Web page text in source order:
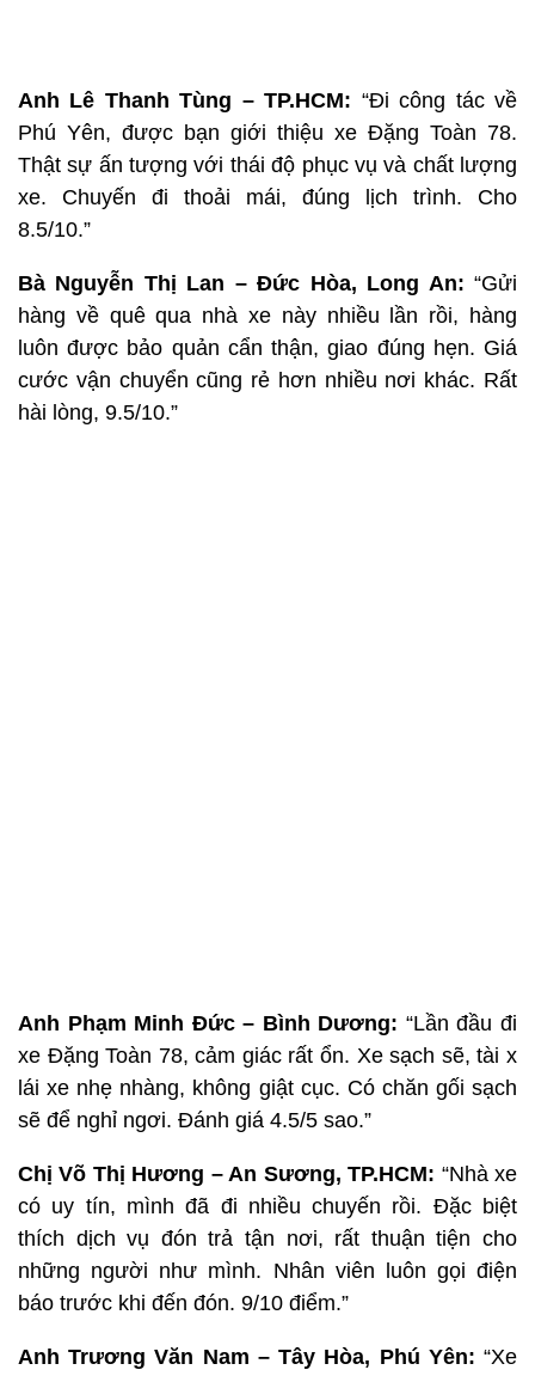
Anh Lê Thanh Tùng – TP.HCM: “Đi công tác về
Phú Yên, được bạn giới thiệu xe Đặng Toàn 78.
Thật sự ấn tượng với thái độ phục vụ và chất lượng
xe. Chuyến đi thoải mái, đúng lịch trình. Cho
8.5/10.”
Bà Nguyễn Thị Lan – Đức Hòa, Long An: “Gửi
hàng về quê qua nhà xe này nhiều lần rồi, hàng
luôn được bảo quản cẩn thận, giao đúng hẹn. Giá
cước vận chuyển cũng rẻ hơn nhiều nơi khác. Rất
hài lòng, 9.5/10.”
Anh Phạm Minh Đức – Bình Dương: “Lần đầu đi
xe Đặng Toàn 78, cảm giác rất ổn. Xe sạch sẽ, tài x
lái xe nhẹ nhàng, không giật cục. Có chăn gối sạch
sẽ để nghỉ ngơi. Đánh giá 4.5/5 sao.”
Chị Võ Thị Hương – An Sương, TP.HCM: “Nhà xe
có uy tín, mình đã đi nhiều chuyến rồi. Đặc biệt
thích dịch vụ đón trả tận nơi, rất thuận tiện cho
những người như mình. Nhân viên luôn gọi điện
báo trước khi đến đón. 9/10 điểm.”
Anh Trương Văn Nam – Tây Hòa, Phú Yên: “Xe